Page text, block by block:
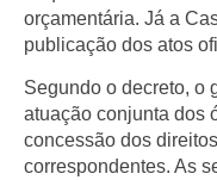
orçamentária. Já a
publicação dos atos
Segundo o decreto, o
atuação conjunta dos
concessão dos
correspondentes. As